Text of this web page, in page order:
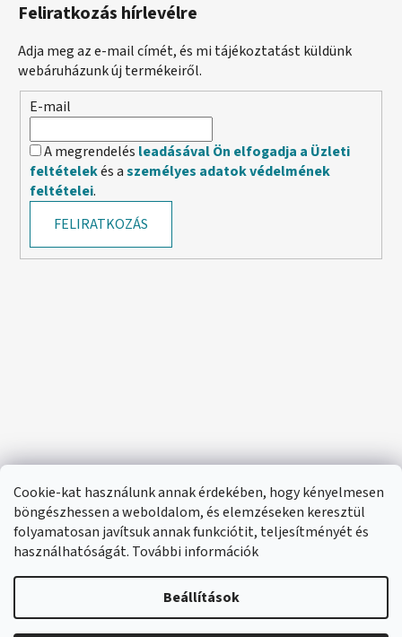
Cookie-kat használunk annak érdekében, hogy kényelmesen
böngészhessen a weboldalom, és elemzéseken keresztül
folyamatosan javítsuk annak funkciótit, teljesítményét és
használhatóságát. További információk
Beállítások
Feliratkozás hírlevélre
Adja meg az e-mail címét, és mi tájékoztatást küldünk
webáruházunk új termékeiről.
E-mail
A megrendelés leadásával Ön elfogadja a Üzleti
feltételekés aszemélyes adatok védelmének
feltételei.
FELIRATKOZÁS